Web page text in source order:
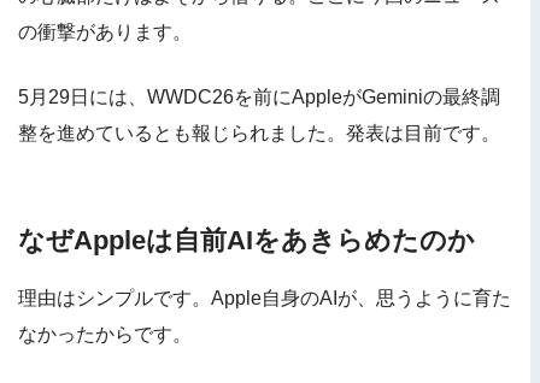
の衝撃があります。
5月29日には、WWDC26を前にAppleがGeminiの最終調
整を進めているとも報じられました。発表は目前です。
なぜAppleは自前AIをあきらめたのか
理由はシンプルです。Apple自身のAIが、思うように育た
なかったからです。